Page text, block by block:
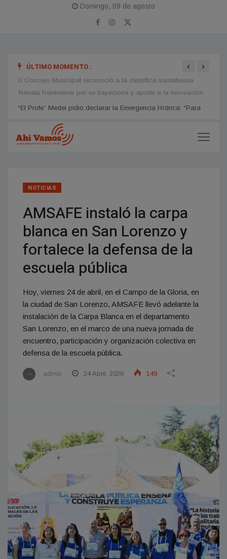
Domingo, 09 de agosto
ÚLTIMO MOMENTO :
El Concejo Municipal reconoció a la científica santafesina
Renata Reinheimer por su trayectoria y aporte a la innovación
‹ ›
NOTICIAS
AMSAFE instaló la carpa
blanca en San Lorenzo y
fortalece la defensa de la
escuela pública
Hoy, viernes 24 de abril, en el Campo de la Gloria, en
la ciudad de San Lorenzo, AMSAFE llevó adelante la
instalación de la Carpa Blanca en el departamento
San Lorenzo, en el marco de una nueva jornada de
encuentro, participación y organización colectiva en
defensa de la escuela pública.
admin 24 Abril, 2026 149